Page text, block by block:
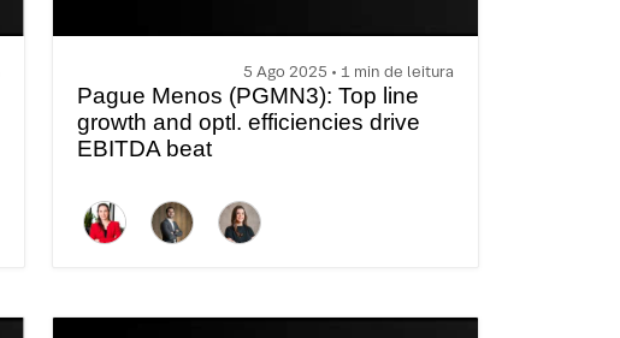
5 Ago 2025 • 1 min de leitura
Pague Menos (PGMN3): Top line
growth and optl. efficiencies drive
EBITDA beat